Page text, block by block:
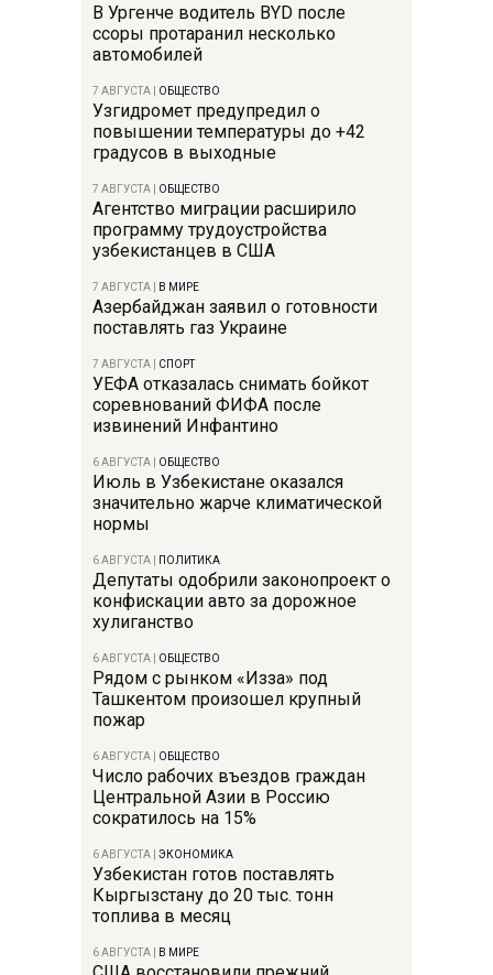
В Ургенче водитель BYD после
ссоры протаранил несколько
автомобилей
7 АВГУСТА ОБЩЕСТВО
Узгидромет предупредил о
повышении температуры до +42
градусов в выходные
7 АВГУСТА ОБЩЕСТВО
Агентство миграции расширило
программу трудоустройства
узбекистанцев в США
7 АВГУСТА В МИРЕ
Азербайджан заявил о готовности
поставлять газ Украине
7 АВГУСТА СПОРТ
УЕФА отказалась снимать бойкот
соревнований ФИФА после
извинений Инфантино
6 АВГУСТА ОБЩЕСТВО
Июль в Узбекистане оказался
значительно жарче климатической
нормы
6 АВГУСТА ПОЛИТИКА
Депутаты одобрили законопроект о
конфискации авто за дорожное
хулиганство
6 АВГУСТА ОБЩЕСТВО
Рядом с рынком «Изза» под
Ташкентом произошел крупный
пожар
6 АВГУСТА ОБЩЕСТВО
Число рабочих въездов граждан
Центральной Азии в Россию
сократилось на 15%
6 АВГУСТА ЭКОНОМИКА
Узбекистан готов поставлять
Кыргызстану до 20 тыс. тонн
топлива в месяц
6 АВГУСТА В МИРЕ